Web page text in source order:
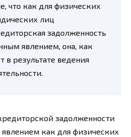
что как для физических
лиц
задолженность
явлением, она, как
в результате ведения
задолженности
как для физических